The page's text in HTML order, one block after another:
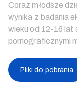
Coraz młodsze
wynika z badania
wieku od 12-16 lat
pornograficznymi
Pliki do pobrania